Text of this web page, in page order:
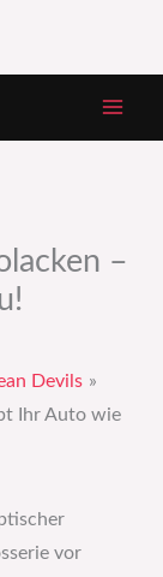
–
Devils
Ihr Auto wie
vor